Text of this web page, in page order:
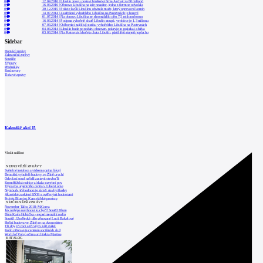
0
12.04.2016 |Libušín znovu postaví brněnská firma Archatt za 80 milionů
0
16.03.2016 |Obnova Libušína na jaře nezačne, jedna z firem se odvolala
0 30.12.2015 |Policie kvůli Libušínu obvinila muže, který opravoval komín
0
14.07.2014 |Zastřešení vyhořelého Libušína na Pustevnách je hotové
0
01.07.2014 |Na obnovu Libušína se shromáždilo přes 7,5 milionu korun
0
16.03.2014 |Podpora vyhořelé chatě Libušín stoupá, ve sbírce je 1,3 milionu
0
07.03.2014 |Odborníci zajišťují statiku vyhořelého Libušína na Pustevnách
0
04.03.2014 |Libušín bude po požáru obnoven, pokryje to pojistka i sbírka
0
03.03.2014 |Na Pustevnách hořela chata Libušín, platil třetí stupeň poplachu
Sidebar
Domácí zprávy
Zahraniční zprávy
Soutěže
Výstavy
Přednášky
Rozhovory
Tiskové zprávy
Kalendář akcí 15
Vložit událost
NEJNOVĚJŠÍ ZPRÁVY
Světelné instalace a videomapping lákají
Demolici vyhořelé budovy ve Zlíně urychl
Odvolací soud nařídil zastavit stavbu Tr
Kroměřížská radnice získala stavební pov
Výstavba urgentního centra v Liberci ome
Nymburk přehodnocuje záměr stavby školky
Akustické zasklení IZOS s ověřenými hodnotami
Projekt Blueriot: Kancelářské prostory
NEJČTENĚJŠÍ ZPRÁVY
November Talks 2018: M.Corea
Jak nejlépe navrhnout kuchyň? Soutěž Blum
Dům Karla Hubáčka – experimentální rodin
Soutěž „Umělecké dílo věnované Lucii Bakešové
Hořící budova ve Zlíně se na dvou místec
Tři dny, tři noci a tři vily v záři světel
Kolín připravuje centrum sociálních služ
World of Volvo očima architekta Martina
KATALOG